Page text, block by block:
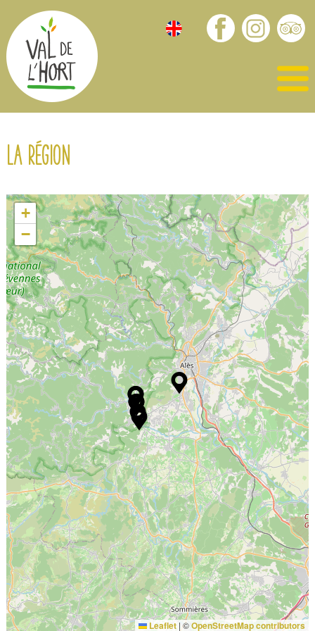
La région
+
−
Leaflet | ©OpenStreetMap contributors